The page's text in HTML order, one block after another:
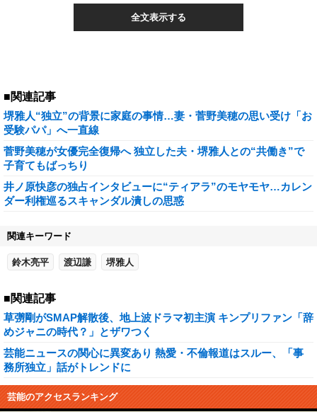
全文表示する
■関連記事
堺雅人“独立”の背景に家庭の事情…妻・菅野美穂の思い受け「お
受験パパ」へ一直線
菅野美穂が女優完全復帰へ 独立した夫・堺雅人との“共働き”で
子育てもばっちり
井ノ原快彦の独占インタビューに“ティアラ”のモヤモヤ…カレン
ダー利権巡るスキャンダル潰しの思惑
関連キーワード
鈴木亮平 渡辺謙 堺雅人
■関連記事
草彅剛がSMAP解散後、地上波ドラマ初主演 キンプリファン「辞
めジャニの時代？」とザワつく
芸能ニュースの関心に異変あり 熱愛・不倫報道はスルー、「事
務所独立」話がトレンドに
芸能のアクセスランキング